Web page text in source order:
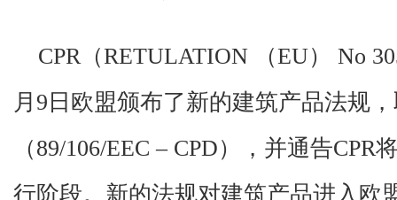
CPR（RETULATION （EU）
No
月 9 日欧盟颁布了新的建筑产品法规
（89/106/EEC–CPD），并通告CPR
行阶段。新的法规对建筑产品进入欧